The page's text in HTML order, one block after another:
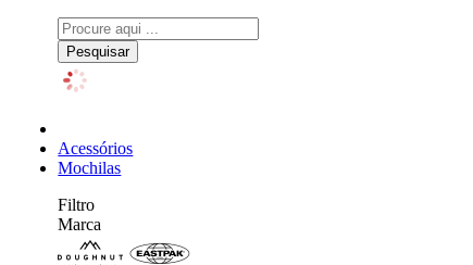
Pesquisar
Acessórios
Mochilas
Filtro
Marca